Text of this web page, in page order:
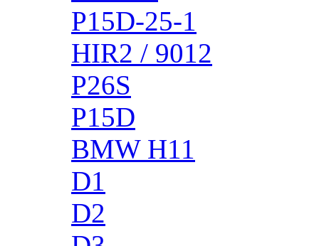
P15D-25-1
HIR2 / 9012
P26S
P15D
BMW H11
D1
D2